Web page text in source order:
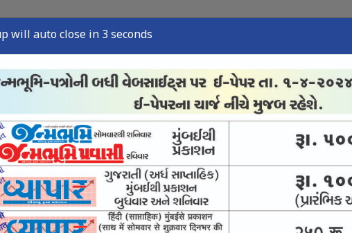
ક્રાઇમ ન્યુઝ સ્પોર્ટ્સ ન્યુઝ તંત્રી લેખ ઈ-પેપર
will auto close in 2 seconds
કોલસો લઇ જતી ટ્રક પકડી : બે શખ્સની અટકાયત